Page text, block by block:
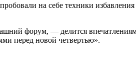
на себе техники
форум, — делится
перед новой четвертью».